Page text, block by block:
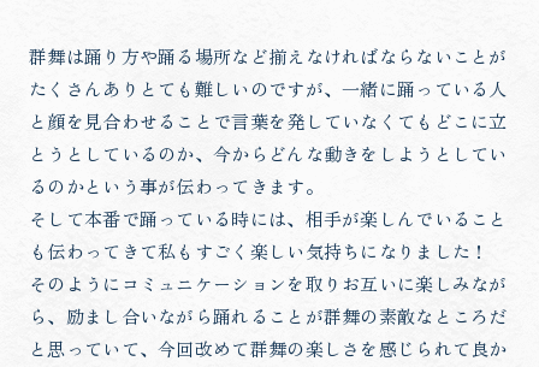
群舞は踊り方や踊る場所など揃えなければならないことが
たくさんありとても難しいのですが、一緒に踊っている人
と顔を見合わせることで言葉を発していなくてもどこに立
とうとしているのか、今からどんな動きをしようとしてい
るのかという事が伝わってきます。
そして本番で踊っている時には、相手が楽しんでいること
も伝わってきて私もすごく楽しい気持ちになりました！
そのようにコミュニケーションを取りお互いに楽しみなが
ら、励まし合いながら踊れることが群舞の素敵なところだ
と思っていて、今回改めて群舞の楽しさを感じられて良か